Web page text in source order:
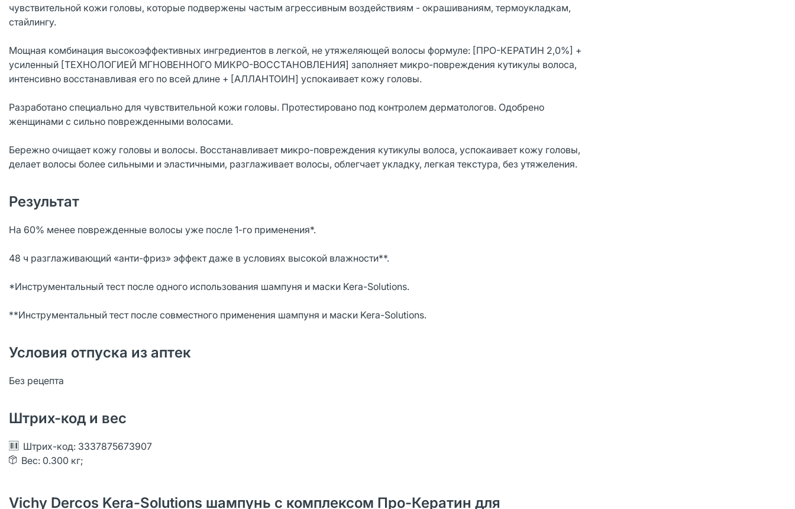
чувствительной кожи головы, которые подвержены частым агрессивным воздействиям - окрашиваниям, термоукладкам,
стайлингу.
Мощная комбинация высокоэффективных ингредиентов в легкой, не утяжеляющей волосы формуле: [ПРО-КЕРАТИН 2,0%] +
усиленный [ТЕХНОЛОГИЕЙ МГНОВЕННОГО МИКРО-ВОССТАНОВЛЕНИЯ] заполняет микро-повреждения кутикулы волоса,
интенсивно восстанавливая его по всей длине + [АЛЛАНТОИН] успокаивает кожу головы.
Разработано специально для чувствительной кожи головы. Протестировано под контролем дерматологов. Одобрено
женщинами с сильно поврежденными волосами.
Бережно очищает кожу головы и волосы. Восстанавливает микро-повреждения кутикулы волоса, успокаивает кожу головы,
делает волосы более сильными и эластичными, разглаживает волосы, облегчает укладку, легкая текстура, без утяжеления.
Результат
На 60% менее поврежденные волосы уже после 1-го применения*.
48 ч разглаживающий «анти-фриз» эффект даже в условиях высокой влажности**.
*Инструментальный тест после одного использования шампуня и маски Kera-Solutions.
**Инструментальный тест после совместного применения шампуня и маски Kera-Solutions.
Условия отпуска из аптек
Без рецепта
Штрих-код и вес
Штрих-код: 3337875673907
Вес: 0.300 кг;
Vichy Dercos Kera-Solutions шампунь с комплексом Про-Кератин для